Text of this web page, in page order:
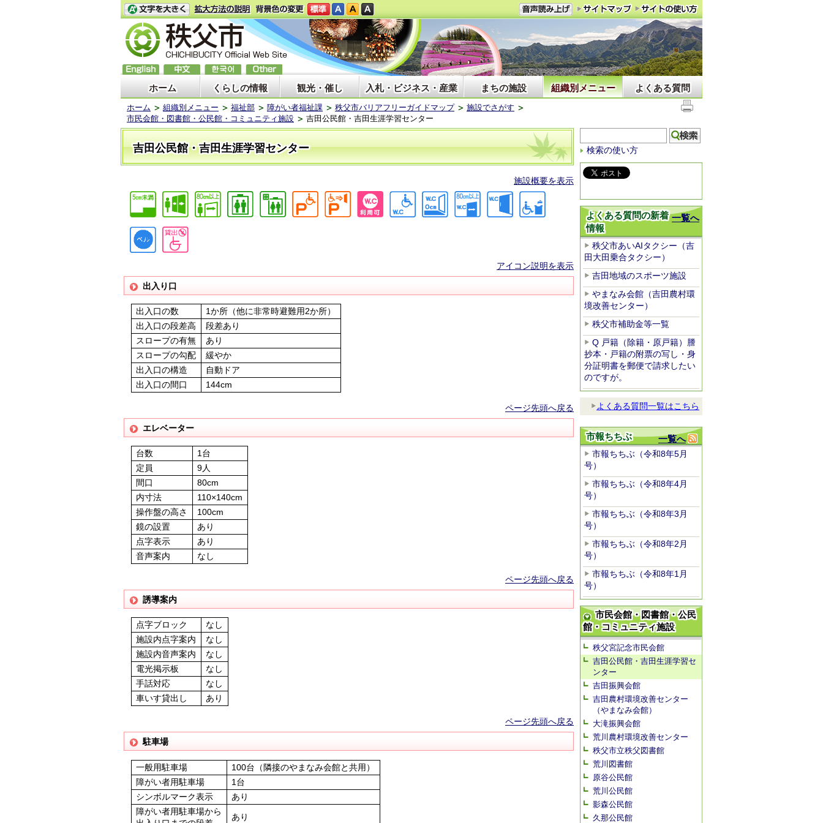
ホーム くらしの情報 観光・催し 入札・ビジネス・産業 まちの施設 組織別メニュー よくある質問
ホーム 組織別メニュー 福祉部 障がい者福祉課 秩父市バリアフリーガイドマップ
施設でさがす
市民会館・図書館・公民館・コミュニティ施設
吉田公民館・吉田生涯学習センター
吉田公民館・吉田生涯学習センター
施設概要を表示
アイコン説明を表示
出入り口
出入口の数
1か所（他に非常時避難用2か所）
出入口の段差高
段差あり
スロープの有無
あり
スロープの勾配
緩やか
出入口の構造
自動ドア
出入口の間口
144cm
ページ先頭へ戻る
エレベーター
台数
1台
定員
9人
間口
80cm
内寸法
110×140cm
操作盤の高さ
100cm
鏡の設置
あり
点字表示
あり
音声案内
なし
ページ先頭へ戻る
誘導案内
点字ブロック
なし
施設内点字案内
なし
施設内音声案内
なし
電光掲示板
なし
手話対応
なし
車いす貸出し
あり
ページ先頭へ戻る
駐車場
一般用駐車場
100台（隣接のやまなみ会館と共用）
障がい者用駐車場
1台
シンボルマーク表示
あり
障がい者用駐車場から
あり
検索の使い方
一覧へ
よくある質問の新着
情報
秩父市あいAIタクシー（吉
田大田乗合タクシー）
吉田地域のスポーツ施設
やまなみ会館（吉田農村環
境改善センター）
秩父市補助金等一覧
Q 戸籍（除籍・原戸籍）謄
抄本・戸籍の附票の写し・身
分証明書を郵便で請求したい
のですが。
よくある質問一覧はこちら
一覧へ
市報ちちぶ
市報ちちぶ（令和8年5月
号）
市報ちちぶ（令和8年4月
号）
市報ちちぶ（令和8年3月
号）
市報ちちぶ（令和8年2月
号）
市報ちちぶ（令和8年1月
号）
市民会館・図書館・公民
館・コミュニティ施設
秩父宮記念市民会館
吉田公民館・吉田生涯学習セ
ンター
吉田振興会館
吉田農村環境改善センター
（やまなみ会館）
大滝振興会館
荒川農村環境改善センター
秩父市立秩父図書館
荒川図書館
原谷公民館
荒川公民館
影森公民館
久那公民館